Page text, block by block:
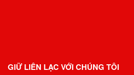
GIỮ LIÊN LẠC VỚI CHÚNG TÔI